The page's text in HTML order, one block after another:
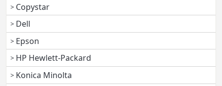
Copystar
Dell
Epson
HP Hewlett-Packard
Konica Minolta